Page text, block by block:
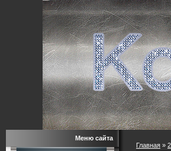
Меню сайта
Главная »